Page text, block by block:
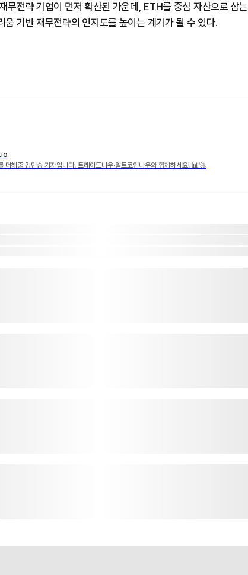
무전략 기업이 먼저 확산된 가운데, ETH를 중심 자산으로 삼는
움 기반 재무전략의 인지도를 높이는 계기가 될 수 있다.
더해줄 강민승 기자입니다. 트레이드나우·알트코인나우와 함께하세요! 📊🚀